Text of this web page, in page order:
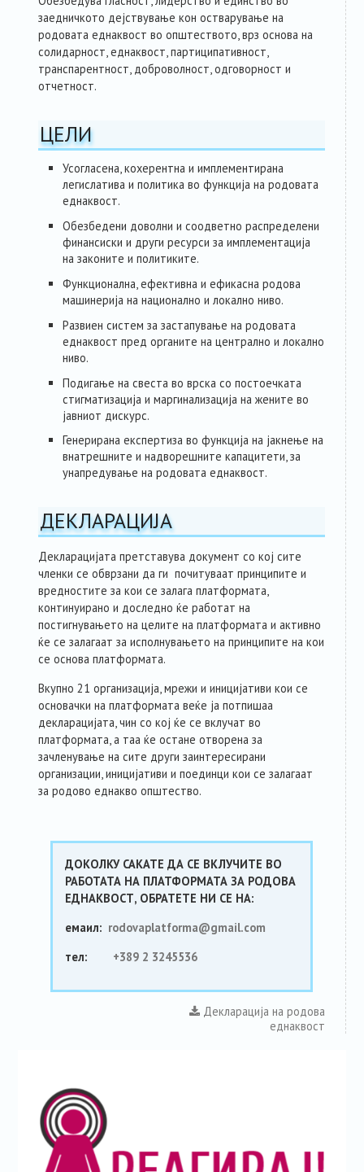
заедничкото дејствување кон остварување на
родовата еднаквост во општеството, врз основа на
солидарност, еднаквост, партиципативност,
транспарентност, доброволност, одговорност и
отчетност.
ЦЕЛИ
Усогласена, кохерентна и имплементирана
легислатива и политика во функција на родовата
еднаквост.
Обезбедени доволни и соодветно распределени
финансиски и други ресурси за имплементација
на законите и политиките.
Функционална, ефективна и ефикасна родова
машинерија на национално и локално ниво.
Развиен систем за застапување на родовата
еднаквост пред органите на централно и локално
ниво.
Подигање на свеста во врска со постоечката
стигматизација и маргинализација на жените во
јавниот дискурс.
Генерирана експертиза во функција на јакнење на
внатрешните и надворешните капацитети, за
унапредување на родовата еднаквост.
ДЕКЛАРАЦИЈА
Декларацијата претставува документ со кој сите
членки се обврзани да ги почитуваат принципите и
вредностите за кои се залага платформата,
континуирано и доследно ќе работат на
постигнувањето на целите на платформата и активно
ќе се залагаат за исполнувањето на принципите на кои
се основа платформата.
Вкупно 21 организација, мрежи и иницијативи кои се
основачки на платформата веќе ја потпишаа
декларацијата, чин со кој ќе се вклучат во
платформата, а таа ќе остане отворена за
зачленување на сите други заинтересирани
организации, иницијативи и поединци кои се залагаат
за родово еднакво општество.
Декларација на родова
еднаквост
ДОКОЛКУ САКАТЕ ДА СЕ ВКЛУЧИТЕ ВО
РАБОТАТА НА ПЛАТФОРМАТА ЗА РОДОВА
ЕДНАКВОСТ, ОБРАТЕТЕ НИ СЕ НА:
емаил: rodovaplatformа@gmail.com
тел: +389 2 3245536